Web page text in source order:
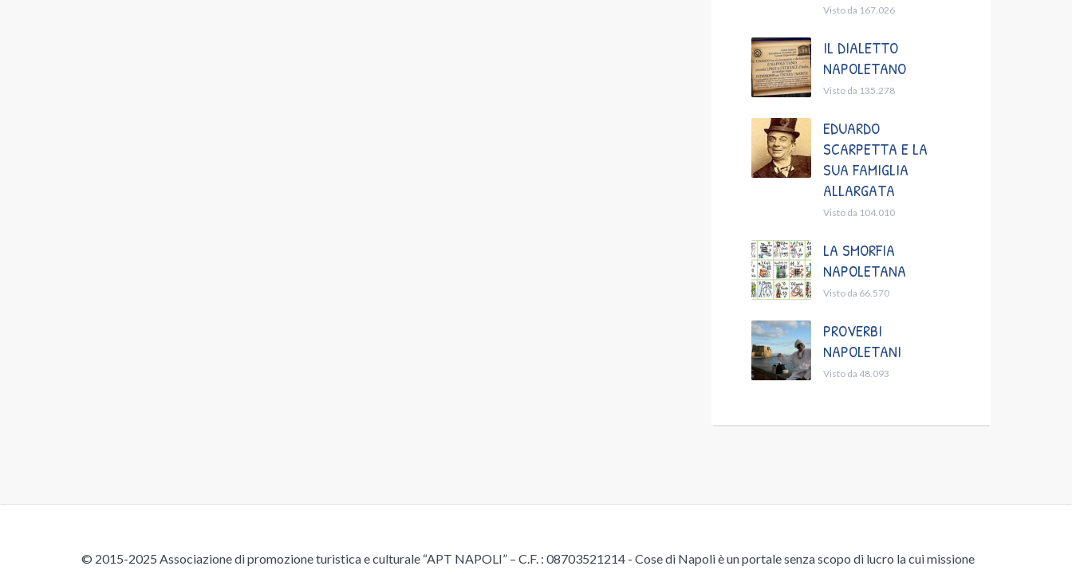
Visto da 167.026
IL DIALETTO
NAPOLETANO
Visto da 135.278
EDUARDO
SCARPETTA E LA
SUA FAMIGLIA
ALLARGATA
Visto da 104.010
LA SMORFIA
NAPOLETANA
Visto da 66.570
PROVERBI
NAPOLETANI
Visto da 48.093
© 2015-2025 Associazione di promozione turistica e culturale “APT NAPOLI” – C.F. : 08703521214 - Cose di Napoli è un portale senza scopo di lucro la cui missione